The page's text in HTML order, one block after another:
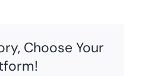
Choose Your